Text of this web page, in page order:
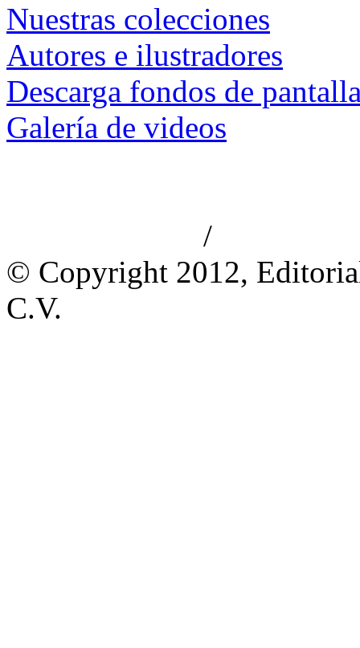
Nuestras colecciones
Autores e ilustradores
Descarga fondos de
Galería de videos
/
© Copyright 2012,
C.V.